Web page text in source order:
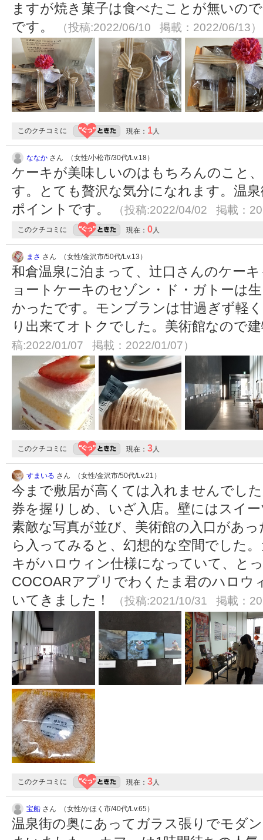
ますが焼き菓子は食べたことが無いの
です。
（投稿:2022/06/10 掲載：2022/06/13）
このクチコミに 現在： 1人
ななか さん （女性/小松市/30代/Lv.18）
ケーキが美味しいのはもちろんのこと
す。とても贅沢な気分になれます。温
ポイントです。
（投稿:2022/04/02 掲載：
このクチコミに 現在： 0人
まさ さん （女性/金沢市/50代/Lv.13）
和倉温泉に泊まって、辻口さんのケー
ョートケーキのセゾン・ド・ガトーは
かったです。モンブランは甘過ぎず軽
り出来てオトクでした。美術館なので
稿:2022/01/07 掲載：2022/01/07）
このクチコミに 現在： 3人
すまいる さん （女性/金沢市/50代/Lv.21）
今まで敷居が高くては入れませんでし
券を握りしめ、いざ入店。壁にはスイ
素敵な写真が並び、美術館の入口があ
ら入ってみると、幻想的な空間でした
キがハロウィン仕様になっていて、と
COCOARアプリでわくたま君のハロウ
いてきました！
（投稿:2021/10/31 掲載：
このクチコミに 現在： 3人
宝船 さん （女性/かほく市/40代/Lv.65）
温泉街の奥にあってガラス張りでモダ